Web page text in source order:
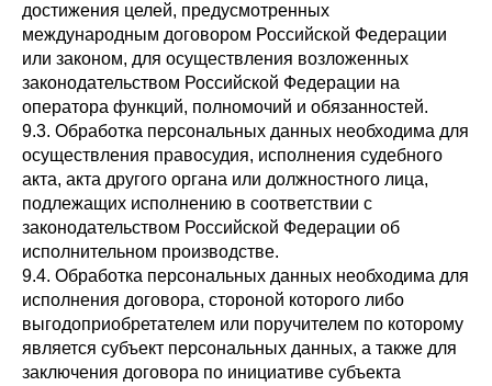
достижения целей, предусмотренных
международным договором Российской Федерации
или законом, для осуществления возложенных
законодательством Российской Федерации на
оператора функций, полномочий и обязанностей.
9.3. Обработка персональных данных необходима для
осуществления правосудия, исполнения судебного
акта, акта другого органа или должностного лица,
подлежащих исполнению в соответствии с
законодательством Российской Федерации об
исполнительном производстве.
9.4. Обработка персональных данных необходима для
исполнения договора, стороной которого либо
выгодоприобретателем или поручителем по которому
является субъект персональных данных, а также для
заключения договора по инициативе субъекта